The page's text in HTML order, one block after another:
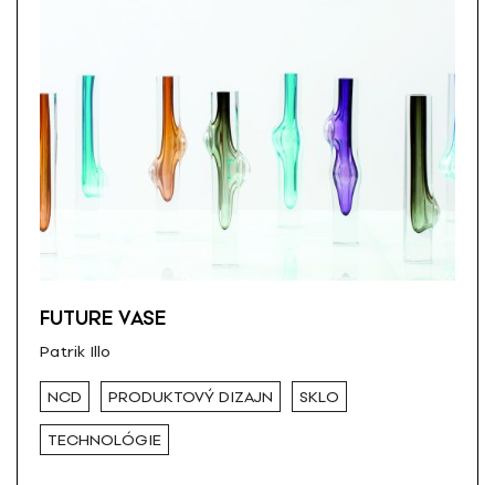
FUTURE VASE
Patrik Illo
NCD PRODUKTOVÝ DIZAJN SKLO
TECHNOLÓGIE